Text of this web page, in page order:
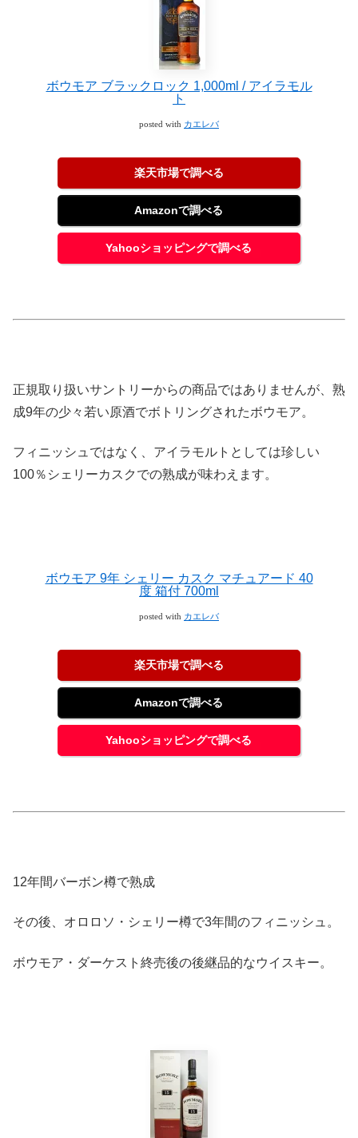
ボウモア ブラックロック 1,000ml / アイラモル
ト
posted with カエレバ
楽天市場で調べる
Amazonで調べる
Yahooショッピングで調べる
正規取り扱いサントリーからの商品ではありませんが、熟
成9年の少々若い原酒でボトリングされたボウモア。
フィニッシュではなく、アイラモルトとしては珍しい
100％シェリーカスクでの熟成が味わえます。
ボウモア 9年 シェリー カスク マチュアード 40
度 箱付 700ml
posted with カエレバ
楽天市場で調べる
Amazonで調べる
Yahooショッピングで調べる
12年間バーボン樽で熟成
その後、オロロソ・シェリー樽で3年間のフィニッシュ。
ボウモア・ダーケスト終売後の後継品的なウイスキー。